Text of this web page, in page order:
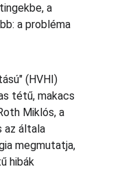
a
a probléma
(HVHI)
tétű, makacs
Miklós, a
az általa
megmutatja,
hibák